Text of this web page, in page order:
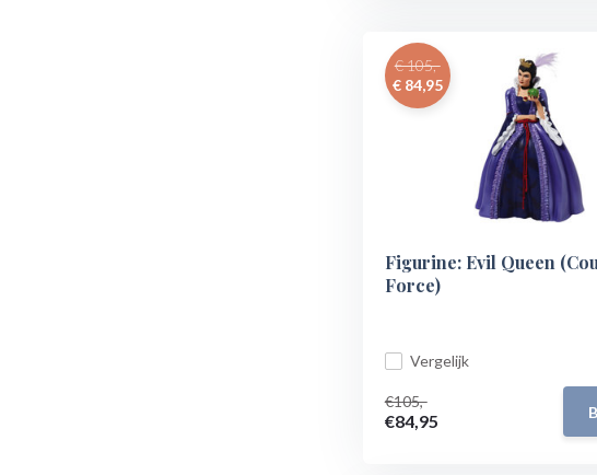
€ 105,-
€ 84,95
Figurine: Evil Queen
Force)
Vergelijk
€105,-
€84,95